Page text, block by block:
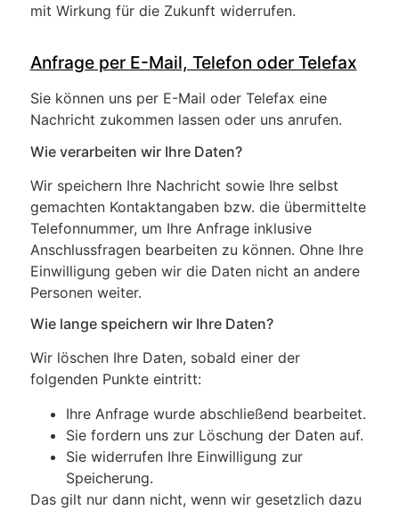
mit Wirkung für die Zukunft widerrufen.
Anfrage per E-Mail, Telefon oder Telefax
Sie können uns per E-Mail oder Telefax eine
Nachricht zukommen lassen oder uns anrufen.
Wie verarbeiten wir Ihre Daten?
Wir speichern Ihre Nachricht sowie Ihre selbst
gemachten Kontaktangaben bzw. die übermittelte
Telefonnummer, um Ihre Anfrage inklusive
Anschlussfragen bearbeiten zu können. Ohne Ihre
Einwilligung geben wir die Daten nicht an andere
Personen weiter.
Wie lange speichern wir Ihre Daten?
Wir löschen Ihre Daten, sobald einer der
folgenden Punkte eintritt:
Ihre Anfrage wurde abschließend bearbeitet.
Sie fordern uns zur Löschung der Daten auf.
Sie widerrufen Ihre Einwilligung zur
Speicherung.
Das gilt nur dann nicht, wenn wir gesetzlich dazu